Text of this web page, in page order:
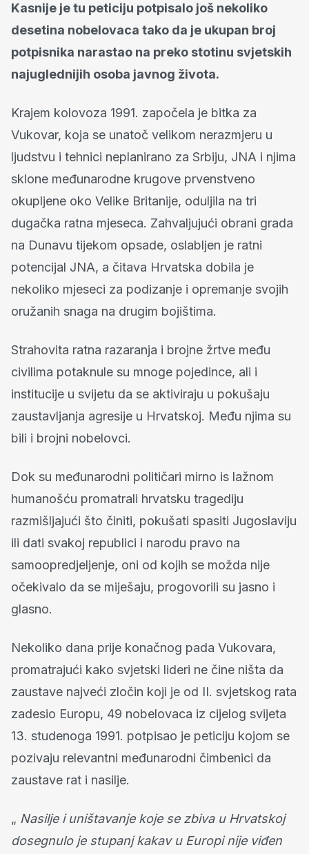
Kasnije je tu peticiju potpisalo još nekoliko
desetina nobelovaca tako da je ukupan broj
potpisnika narastao na preko stotinu svjetskih
najuglednijih osoba javnog života.
Krajem kolovoza 1991. započela je bitka za
Vukovar, koja se unatoč velikom nerazmjeru u
ljudstvu i tehnici neplanirano za Srbiju, JNA i njima
sklone međunarodne krugove prvenstveno
okupljene oko Velike Britanije, oduljila na tri
dugačka ratna mjeseca. Zahvaljujući obrani grada
na Dunavu tijekom opsade, oslabljen je ratni
potencijal JNA, a čitava Hrvatska dobila je
nekoliko mjeseci za podizanje i opremanje svojih
oružanih snaga na drugim bojištima.
Strahovita ratna razaranja i brojne žrtve među
civilima potaknule su mnoge pojedince, ali i
institucije u svijetu da se aktiviraju u pokušaju
zaustavljanja agresije u Hrvatskoj. Među njima su
bili i brojni nobelovci.
Dok su međunarodni političari mirno is lažnom
humanošću promatrali hrvatsku tragediju
razmišljajući što činiti, pokušati spasiti Jugoslaviju
ili dati svakoj republici i narodu pravo na
samoopredjeljenje, oni od kojih se možda nije
očekivalo da se miješaju, progovorili su jasno i
glasno.
Nekoliko dana prije konačnog pada Vukovara,
promatrajući kako svjetski lideri ne čine ništa da
zaustave najveći zločin koji je od II. svjetskog rata
zadesio Europu, 49 nobelovaca iz cijelog svijeta
13. studenoga 1991. potpisao je peticiju kojom se
pozivaju relevantni međunarodni čimbenici da
zaustave rat i nasilje.
„ Nasilje i uništavanje koje se zbiva u Hrvatskoj
dosegnulo je stupanj kakav u Europi nije viđen